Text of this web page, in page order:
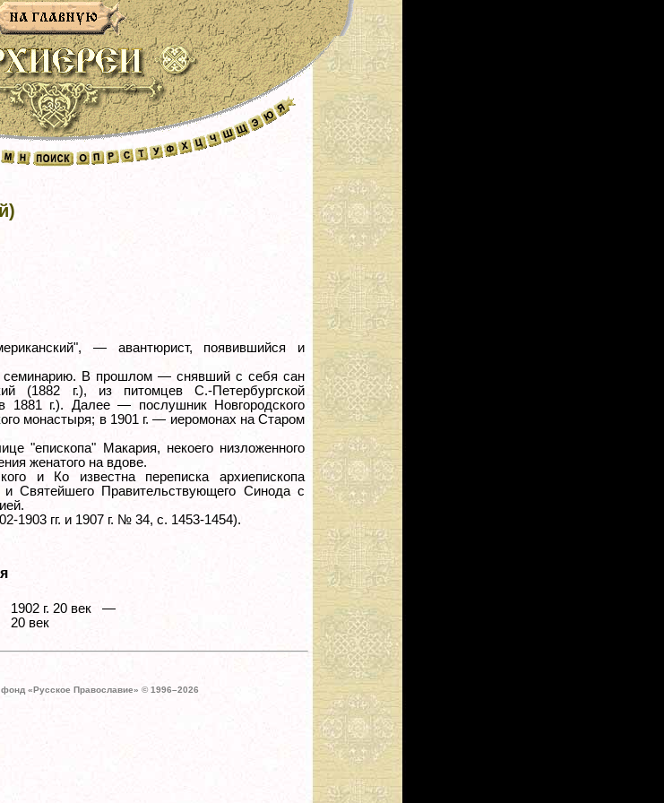
— авантюрист, появившийся и
В прошлом — снявший с себя сан
(1882 г.), из питомцев С.-Петербургской
1881 г.). Далее — послушник Новгородского
монастыря; в 1901 г. — иеромонах на Старом
"епископа" Макария, некоего низложенного
женатого на вдове.
и Ко известна переписка архиепископа
и Святейшего Правительствующего Синода с
1903 гг. и 1907 г. № 34, с. 1453-1454).
1902 г. 20 век —
20 век
«Русское Православие» © 1996–2026